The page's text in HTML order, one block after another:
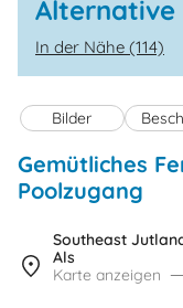
Alternative
In der Nähe (114)
Bilder
Gemütliches
Poolzugang
Southeast
Als
Karte anzeigen